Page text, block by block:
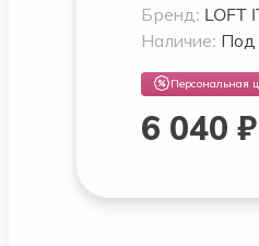
Бренд: LOFT
Наличие: Под
Персональная
6 040 ₽